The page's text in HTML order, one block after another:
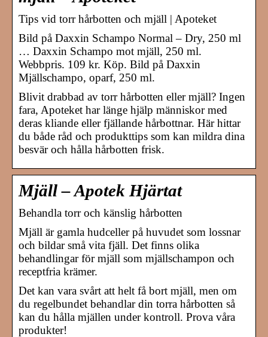
Tips vid torr hårbotten och mjäll | Apoteket
Bild på Daxxin Schampo Normal – Dry, 250 ml
… Daxxin Schampo mot mjäll, 250 ml.
Webbpris. 109 kr. Köp. Bild på Daxxin
Mjällschampo, oparf, 250 ml.
Blivit drabbad av torr hårbotten eller mjäll? Ingen
fara, Apoteket har länge hjälp människor med
deras kliande eller fjällande hårbottnar. Här hittar
du både råd och produkttips som kan mildra dina
besvär och hålla hårbotten frisk.
Mjäll – Apotek Hjärtat
Behandla torr och känslig hårbotten
Mjäll är gamla hudceller på huvudet som lossnar
och bildar små vita fjäll. Det finns olika
behandlingar för mjäll som mjällschampon och
receptfria krämer.
Det kan vara svårt att helt få bort mjäll, men om
du regelbundet behandlar din torra hårbotten så
kan du hålla mjällen under kontroll. Prova våra
produkter!